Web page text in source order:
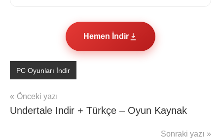
Hemen İndir
PC Oyunları İndir
Yazı
gezinmesi
Önceki yazı
Undertale Indir + Türkçe – Oyun Kaynak
Sonraki yazı